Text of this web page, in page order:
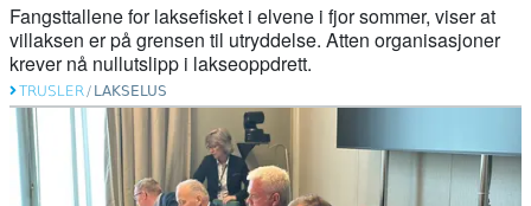
kommer ut av elva
20. mai 2026
Naturvernforbundet i Stjørdal og
Meråker arrangerer naturgledetur på
Hellstranda
Fangsttallene for laksefisket i elvene i fjor sommer, viser at
villaksen er på grensen til utryddelse. Atten organisasjoner
krever nå nullutslipp i lakseoppdrett.
TRUSLER/ LAKSELUS